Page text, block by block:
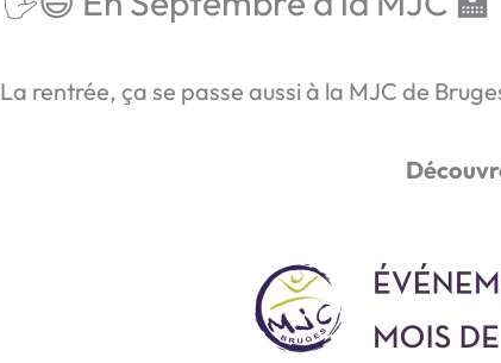
La rentrée, ça se passe aussi à la MJC de